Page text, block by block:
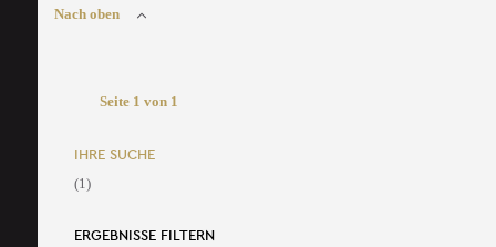
Nach oben
Seite 1 von 1
IHRE SUCHE
(1)
ERGEBNISSE FILTERN